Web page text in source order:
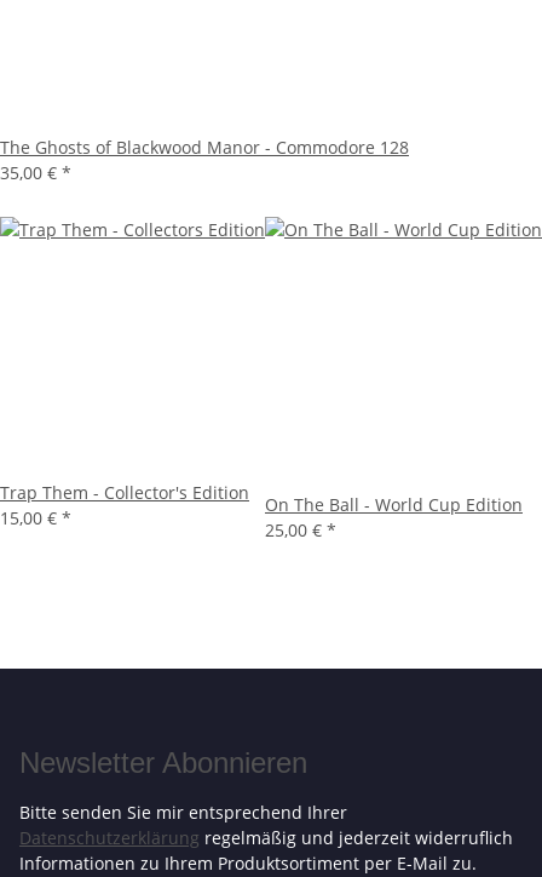
The Ghosts of Blackwood Manor - Commodore 128
35,00 € *
Trap Them - Collector's Edition
15,00 € *
On The Ball - World Cup Edition
25,00 € *
Newsletter Abonnieren
Bitte senden Sie mir entsprechend Ihrer
Datenschutzerklärung regelmäßig und jederzeit widerruflich
Informationen zu Ihrem Produktsortiment per E-Mail zu.